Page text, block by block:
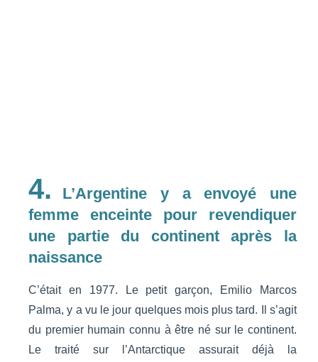
4.
L’Argentine y a envoyé une
femme enceinte pour revendiquer
une partie du continent après la
naissance
C’était en 1977. Le petit garçon, Emilio Marcos
Palma, y a vu le jour quelques mois plus tard. Il s’agit
du premier humain connu à être né sur le continent.
Le traité sur l’Antarctique assurait déjà la